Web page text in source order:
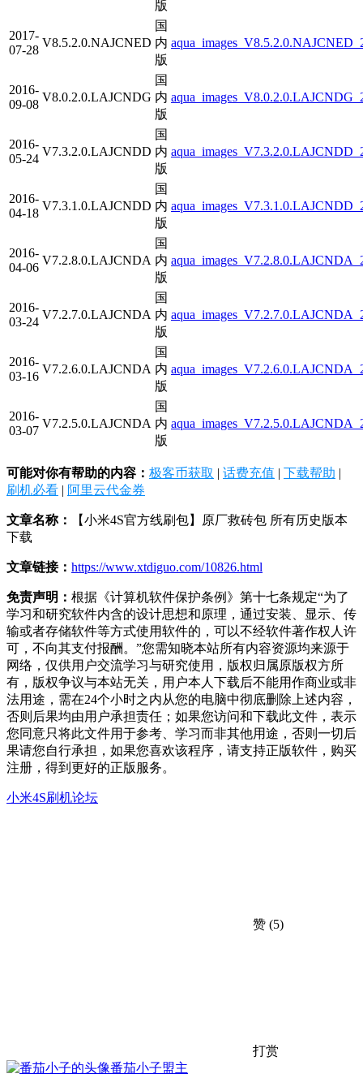
版
2017-
07-28
V8.5.2.0.NAJCNED
国
内
版
2016-
09-08
V8.0.2.0.LAJCNDG
国
内
版
2016-
05-24
V7.3.2.0.LAJCNDD
国
内
版
2016-
04-18
V7.3.1.0.LAJCNDD
国
内
版
2016-
04-06
V7.2.8.0.LAJCNDA
国
内
版
2016-
03-24
V7.2.7.0.LAJCNDA
国
内
版
2016-
03-16
V7.2.6.0.LAJCNDA
国
内
版
2016-
03-07
V7.2.5.0.LAJCNDA
国
内
版
可能对你有帮助的内容： 极客币获取 | 话费充值 | 下载帮助 |
刷机必看 | 阿里云代金券
文章名称：
【小米4S官方线刷包】原厂救砖包 所有历史版本
下载
文章链接： https://www.xtdiguo.com/10826.html
免责声明： 根据《计算机软件保护条例》第十七条规定“为了
学习和研究软件内含的设计思想和原理，通过安装、显示、传
输或者存储软件等方式使用软件的，可以不经软件著作权人许
可，不向其支付报酬。”您需知晓本站所有内容资源均来源于
网络，仅供用户交流学习与研究使用，版权归属原版权方所
有，版权争议与本站无关，用户本人下载后不能用作商业或非
法用途，需在24个小时之内从您的电脑中彻底删除上述内容，
否则后果均由用户承担责任；如果您访问和下载此文件，表示
您同意只将此文件用于参考、学习而非其他用途，否则一切后
果请您自行承担，如果您喜欢该程序，请支持正版软件，购买
注册，得到更好的正版服务。
小米4S刷机论坛
赞 (5)
打赏
番茄小子盟主